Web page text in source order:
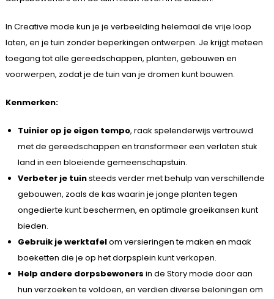
In Creative mode kun je je verbeelding helemaal de vrije loop
laten, en je tuin zonder beperkingen ontwerpen. Je krijgt meteen
toegang tot alle gereedschappen, planten, gebouwen en
voorwerpen, zodat je de tuin van je dromen kunt bouwen.
Kenmerken:
Tuinier op je eigen tempo, raak spelenderwijs vertrouwd
met de gereedschappen en transformeer een verlaten stuk
land in een bloeiende gemeenschapstuin.
Verbeter je tuinsteeds verder met behulp van verschillende
gebouwen, zoals de kas waarin je jonge planten tegen
ongedierte kunt beschermen, en optimale groeikansen kunt
bieden.
Gebruik je werktafelom versieringen te maken en maak
boeketten die je op het dorpsplein kunt verkopen.
Help andere dorpsbewoners in de Story mode door aan
hun verzoeken te voldoen, en verdien diverse beloningen om